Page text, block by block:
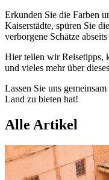
Erkunden Sie die Farben
Kaiserstädte, spüren Sie
verborgene Schätze
Hier teilen wir Reisetipps,
und vieles mehr über
Lassen Sie uns
Land zu bieten hat!
Alle Artikel